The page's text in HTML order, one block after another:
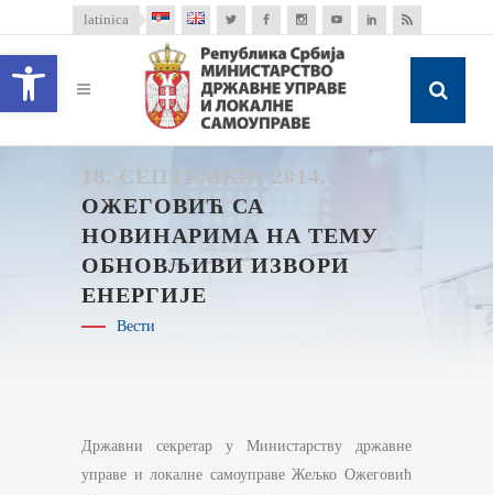
Open toolbar
latinica
18. СЕПТЕМБРА 2014.
ОЖЕГОВИЋ СА
НОВИНАРИМА НА ТЕМУ
ОБНОВЉИВИ ИЗВОРИ
ЕНЕРГИЈЕ
Вести
Државни секретар у Министарству државне
управе и локалне самоуправе Жељко Ожеговић